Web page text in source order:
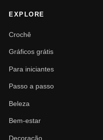
EXPLORE
Crochê
Gráficos grátis
Para iniciantes
Passo a passo
Beleza
Bem-estar
Decoração